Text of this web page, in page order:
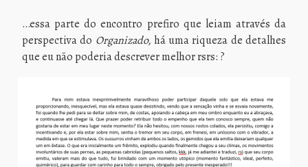
…essa parte do encontro prefiro que leiam através da
perspectiva do Organizado, há uma riqueza de detalhes
que eu não poderia descrever melhor rsrs: ?